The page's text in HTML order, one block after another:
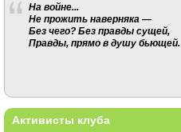
На войне...
Не прожить наверняка —
Без чего? Без правды сущей,
Правды, прямо в душу бьющей.
Активисты клуба